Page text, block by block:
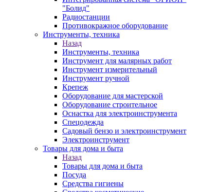
"Болид"
Радиостанции
Противокражное оборудование
Инструменты, техника
Назад
Инструменты, техника
Инструмент для малярных работ
Инструмент измерительный
Инструмент ручной
Крепеж
Оборудование для мастерской
Оборудование строительное
Оснастка для электроинструмента
Спецодежда
Садовый бензо и электроинструмент
Электроинструмент
Товары для дома и быта
Назад
Товары для дома и быта
Посуда
Средства гигиены